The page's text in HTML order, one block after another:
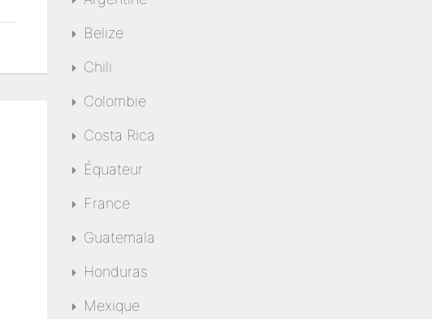
Belize
Chili
Colombie
Costa Rica
Équateur
France
Guatemala
Honduras
Mexique